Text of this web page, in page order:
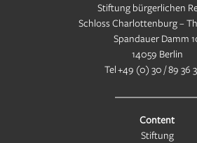
Stiftung bürgerlichen
Schloss Charlottenburg –
Spandauer Damm
14059 Berlin
Tel+49 (0) 30 / 89 36
Content
Stiftung